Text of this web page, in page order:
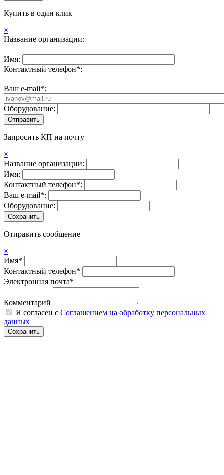
Купить в один клик
×
Название организации:
Имя:
Контактный телефон*:
Ваш e-mail*:
Оборудование:
Запросить КП на почту
×
Название организации:
Имя:
Контактный телефон*:
Ваш e-mail*:
Оборудование:
Отправить сообщение
×
Имя*
Контактный телефон*
Электронная почта*
Комментарий
Я согласен с Соглашением на обработку персональных
данных